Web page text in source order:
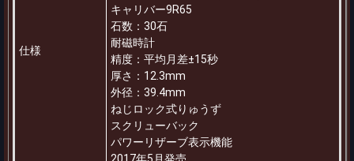
仕様
キャリバー9R65
石数：30石
耐磁時計
精度：平均月差±15秒
厚さ：12.3mm
外径：39.4mm
ねじロック式りゅうず
スクリューバック
パワーリザーブ表示機能